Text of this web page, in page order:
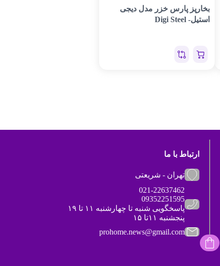
بخارپز پارس خزر مدل دیجی
استیل- Digi Steel
ارتباط با ما
تهران - شریعتی
021-22637462
09352251595
پاسخگویی شنبه تا چهارشنبه ۱۱ تا ۱۹
پنجشنبه ۱۱تا ۱۵
prohome.news@gmail.com